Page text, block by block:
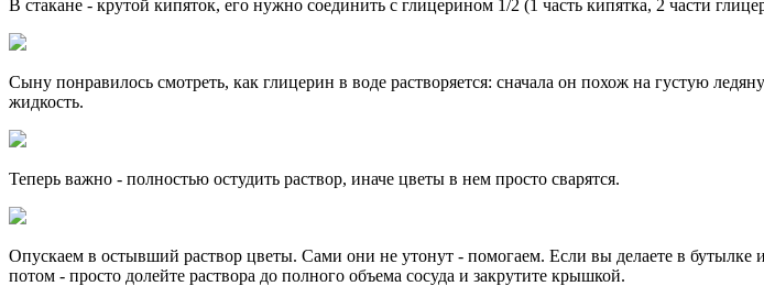
В стакане - крутой кипяток, его нужно соединить с глицерином 1/2 (1 часть кипятка, 2 части
Сыну понравилось смотреть, как глицерин в воде растворяется: сначала он похож на густую
жидкость.
Теперь важно - полностью остудить раствор, иначе цветы в нем просто сварятся.
Опускаем в остывший раствор цветы. Сами они не утонут - помогаем. Если вы делаете в бутылке
потом - просто долейте раствора до полного объема сосуда и закрутите крышкой.